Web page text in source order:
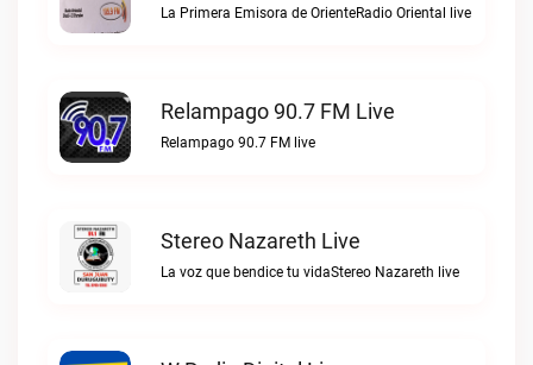
La Primera Emisora de OrienteRadio Oriental live
Relampago 90.7 FM Live
Relampago 90.7 FM live
Stereo Nazareth Live
La voz que bendice tu vidaStereo Nazareth live